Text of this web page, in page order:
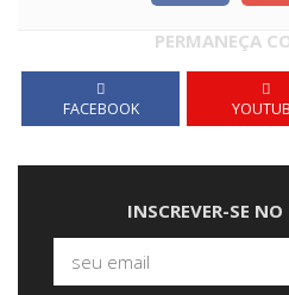
PERMANEÇA
FACEBOOK
INSCREVER-SE